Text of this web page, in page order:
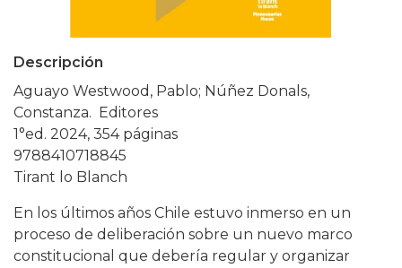
Descripción
Aguayo Westwood, Pablo; Núñez Donals,
Constanza. Editores
1°ed. 2024, 354 páginas
9788410718845
Tirant lo Blanch
En los últimos años Chile estuvo inmerso en un
proceso de deliberación sobre un nuevo marco
constitucional que debería regular y organizar